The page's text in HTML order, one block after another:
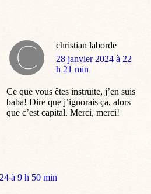
christian laborde
dit
:
28 janvier 2024 à 22
h 21 min
Ce que vous êtes instruite, j’en suis
baba! Dire que j’ignorais ça, alors
que c’est capital. Merci, merci!
à 9 h 50 min